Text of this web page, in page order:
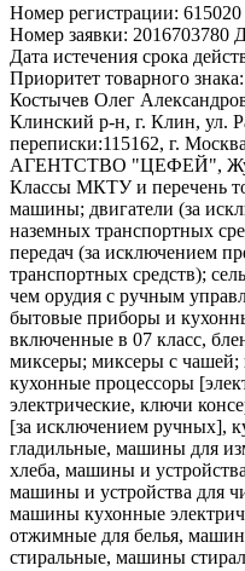
Номер регистрации: 615020
Номер заявки: 2016703780
Дата истечения срока
Приоритет товарного знака:
Костычев Олег
Клинский р-н, г. Клин, ул.
переписки:115162, г.
АГЕНТСТВО "ЦЕФЕЙ",
Классы МКТУ и перечень
машины; двигатели (за
наземных транспортных
передач (за исключением
транспортных средств);
чем орудия с ручным
бытовые приборы и
включенные в 07 класс,
миксеры; миксеры с
кухонные процессоры
электрические, ключи
[за исключением ручных],
гладильные, машины для
хлеба, машины и
машины и устройства для
машины кухонные
отжимные для белья,
стиральные, машины